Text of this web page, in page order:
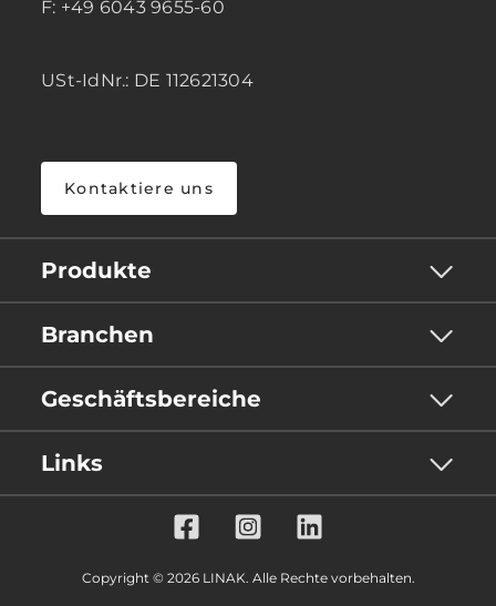
F: +49 6043 9655-60
USt-IdNr.: DE 112621304
Kontaktiere uns
Produkte
Branchen
Geschäftsbereiche
Links
Copyright © 2026 LINAK. Alle Rechte vorbehalten.